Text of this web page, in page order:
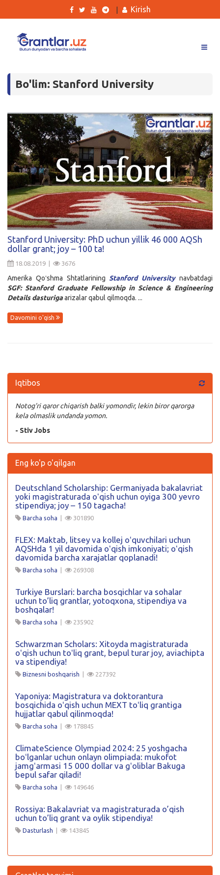
Tanlovlar
Kurslar
Blog
Yana
Qidirish
Kirish
Kirish
Bo'lim: Stanford University
Stanford University: PhD uchun yillik 46 000 AQSh
dollar grant; joy – 100 ta!
18.08.2019 | 3676
Amerika Qoʻshma Shtatlarining Stanford University navbatdagi
SGF: Stanford Graduate Fellowship in Science & Engineering
Detailsdasturigaarizalar qabul qilmoqda. ...
Davomini o'qish
Iqtibos
Notog’ri qaror chiqarish balki yomondir, lekin biror qarorga
kela olmaslik undanda yomon.
- Stiv Jobs
Eng ko'p o'qilgan
Deutschland Scholarship: Germaniyada bakalavriat
yoki magistraturada oʻqish uchun oyiga 300 yevro
stipendiya; joy – 150 tagacha!
Barcha soha 301890
FLEX: Maktab, litsey va kollej oʻquvchilari uchun
AQSHda 1 yil davomida oʻqish imkoniyati; oʻqish
davomida barcha xarajatlar qoplanadi!
Barcha soha 269308
Turkiye Burslari: barcha bosqichlar va sohalar
uchun to’liq grantlar, yotoqxona, stipendiya va
boshqalar!
Barcha soha 235902
Schwarzman Scholars: Xitoyda magistraturada
oʻqish uchun toʻliq grant, bepul turar joy, aviachipta
va stipendiya!
Biznesni boshqarish 227392
Yaponiya: Magistratura va doktorantura
bosqichida oʻqish uchun MEXT toʻliq grantiga
hujjatlar qabul qilinmoqda!
Barcha soha 178845
ClimateScience Olympiad 2024: 25 yoshgacha
boʻlganlar uchun onlayn olimpiada: mukofot
jamgʻarmasi 15 000 dollar va gʻoliblar Bakuga
bepul safar qiladi!
Barcha soha 149646
Rossiya: Bakalavriat va magistraturada o’qish
uchun to’liq grant va oylik stipendiya!
Dasturlash 143845